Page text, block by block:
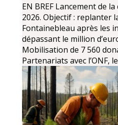
EN BREF Lancement de
2026. Objectif : replanter
Fontainebleau après les
dépassant le million
Mobilisation de 7 560
Partenariats avec l’ONF,